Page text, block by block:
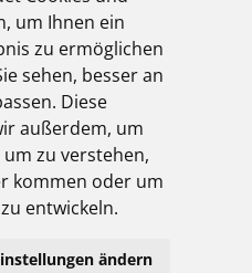
um Ihnen ein
zu ermöglichen
sehen, besser an
Diese
außerdem, um
zu verstehen,
kommen oder um
entwickeln.
ändern